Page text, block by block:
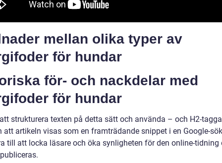
mellan olika typer av
för hundar
för- och nackdelar med
för hundar
strukturera texten på detta sätt och använda – och H2-
att artikeln visas som en framträdande snippet i en Google-
till att locka läsare och öka synligheten för den online-tidning